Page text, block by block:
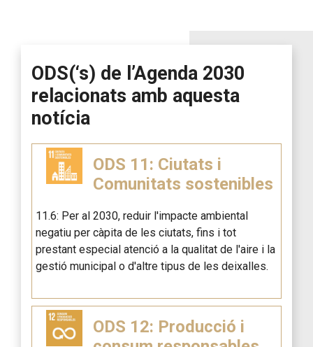
ODS(‘s) de l’Agenda 2030
relacionats amb aquesta
notícia
ODS 11: Ciutats i
Comunitats sostenibles
11.6: Per al 2030, reduir l'impacte ambiental
negatiu per càpita de les ciutats, fins i tot
prestant especial atenció a la qualitat de l'aire i la
gestió municipal o d'altre tipus de les deixalles.
ODS 12: Producció i